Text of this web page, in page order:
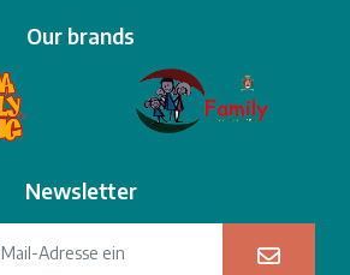
Our brands
Newsletter